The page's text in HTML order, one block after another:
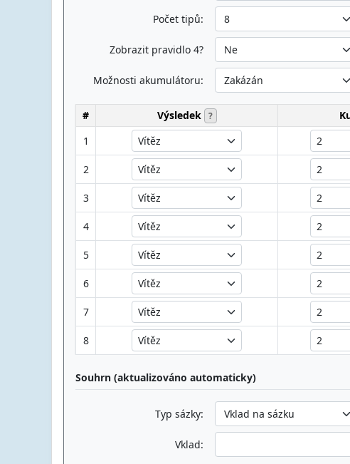
Počet tipů:
Zobrazit pravidlo 4?
Možnosti akumulátoru:
# Výsledek ?
1
2
3
4
5
6
7
8
Souhrn (aktualizováno automaticky)
Typ sázky:
Vklad: